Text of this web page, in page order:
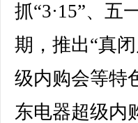
抓“3·15”、五
期，推出“真
级内购会等特
东电器超级内